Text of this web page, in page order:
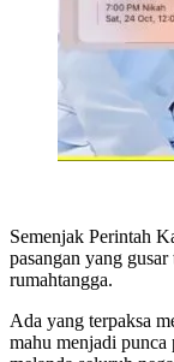
Semenjak Perintah
pasangan yang
rumahtangga.
Ada yang terpaksa
mahu menjadi